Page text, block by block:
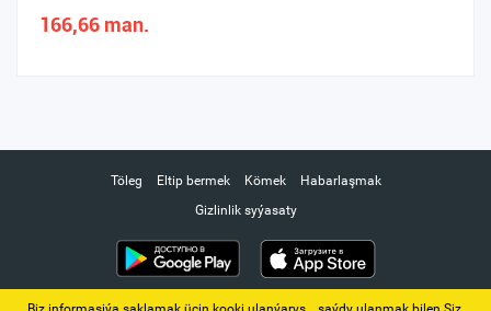
166,66 man.
Töleg Eltip bermek Kömek
Habarlaşmak
Gizlinlik syýasaty